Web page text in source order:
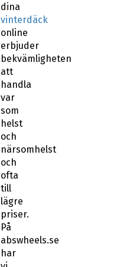
dina
vinterdäck
online
erbjuder
bekvämligheten
att
handla
var
som
helst
och
närsomhelst
och
ofta
till
lägre
priser.
På
abswheels.se
har